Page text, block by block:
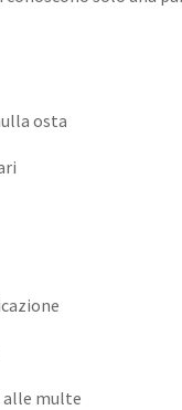
osta
multe